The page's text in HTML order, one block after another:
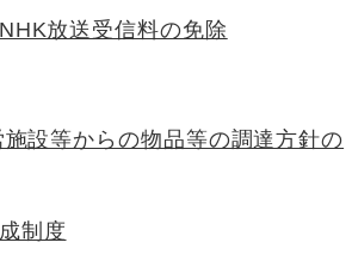
放送受信料の免除
設等からの物品等の調達方針の
制度